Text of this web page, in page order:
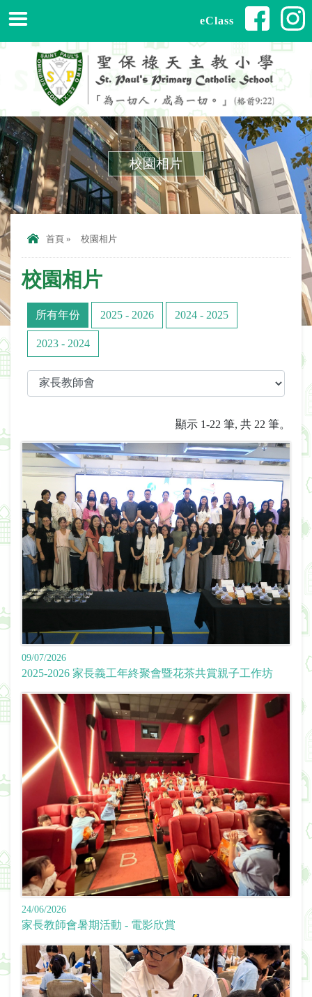
eClass
校園相片
首頁 » 校園相片
校園相片
所有年份 2025 - 2026 2024 - 2025
2023 - 2024
顯示 1-22 筆, 共 22 筆。
09/07/2026
2025-2026 家長義工年終聚會暨花茶共賞親子工作坊
24/06/2026
家長教師會暑期活動 - 電影欣賞